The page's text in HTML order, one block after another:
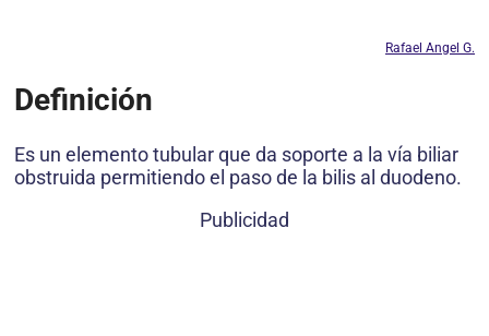
Rafael Angel G.
Definición
Es un elemento tubular que da soporte a la vía biliar
obstruida permitiendo el paso de la bilis al duodeno.
Publicidad